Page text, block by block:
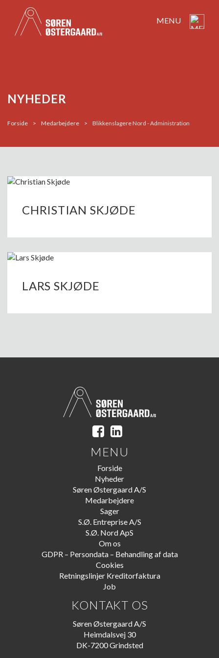
MENU
NYHEDER
Forside > Medarbejdere > Blikkenslagere Nord - Administration
CHRISTIAN SKJØDE
LARS SKJØDE
MENU
Forside
Nyheder
Søren Østergaard A/S
Medarbejdere
Sager
S.Ø. Entreprise A/S
S.Ø. Nord ApS
Om os
GDPR – Persondata – Behandling af data
Cookies
Retningslinjer Kreditorfaktura
Job
KONTAKT OS
Søren Østergaard A/S
Heimdalsvej 30
DK-7200 Grindsted